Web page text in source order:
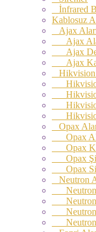
İnfrared
Kablosuz
Ajax
Ajax
Ajax
Ajax
Hikvision
Opax
Opax
Opax
Opax
Opax
Neutron
Neutron
Neutron
Neutron
Neutron